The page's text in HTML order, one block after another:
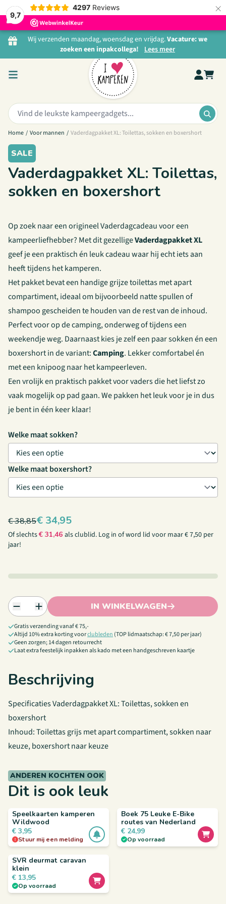
9,7
4297 Reviews ×
Ga naar de inhoud
Wij verzenden maandag, woensdag en vrijdag.Vacature: we
zoeken een inpakcollega! Lees meer
Zoeken:
Home / Voor mannen / Vaderdagpakket XL: Toilettas, sokken en boxershort
SALE
Vaderdagpakket XL: Toilettas,
sokken en boxershort
Op zoek naar een origineel Vaderdagcadeau voor een
kampeerliefhebber? Met dit gezelligeVaderdagpakket XL
geef je een praktisch én leuk cadeau waar hij echt iets aan
heeft tijdens het kamperen.
Het pakket bevat een handige grijze toilettas met apart
compartiment, ideaal om bijvoorbeeld natte spullen of
shampoo gescheiden te houden van de rest van de inhoud.
Perfect voor op de camping, onderweg of tijdens een
weekendje weg. Daarnaast kies je zelf een paar sokken én een
boxershort in de variant:Camping. Lekker comfortabel én
met een knipoog naar het kampeerleven.
Een vrolijk en praktisch pakket voor vaders die het liefst zo
vaak mogelijk op pad gaan. We pakken het leuk voor je in dus
je bent in één keer klaar!
Welke maat sokken?
Welke maat boxershort?
€38,85€ 34,95
Of slechts€ 31,46 als clublid. Log in ofword lid voor maar € 7,50 per
jaar!
IN WINKELWAGEN
Gratis verzending vanaf € 75,-
Altijd 10% extra korting voorclubleden (TOP lidmaatschap: € 7,50 per jaar)
Geen zorgen; 14 dagen retourrecht
Laat extra feestelijk inpakken als kado met een handgeschreven kaartje
Beschrijving
Specificaties Vaderdagpakket XL: Toilettas, sokken en
boxershort
Inhoud: Toilettas grijs met apart compartiment, sokken naar
keuze, boxershort naar keuze
ANDEREN KOCHTEN OOK
Dit is ook leuk
Speelkaarten kamperen
Wildwood
Stuur mij een melding
€ 3,95
Boek 75 Leuke E-Bike
routes van Nederland
Op voorraad
€ 24,99
SVR deurmat caravan
klein
Op voorraad
€ 13,95